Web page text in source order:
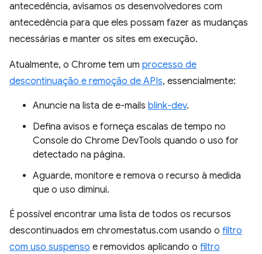
antecedência, avisamos os desenvolvedores com
antecedência para que eles possam fazer as mudanças
necessárias e manter os sites em execução.
Atualmente, o Chrome tem um processo de
descontinuação e remoção de APIs, essencialmente:
Anuncie na lista de e-mails blink-dev.
Defina avisos e forneça escalas de tempo no
Console do Chrome DevTools quando o uso for
detectado na página.
Aguarde, monitore e remova o recurso à medida
que o uso diminui.
É possível encontrar uma lista de todos os recursos
descontinuados em chromestatus.com usando o filtro
com uso suspenso e removidos aplicando o filtro